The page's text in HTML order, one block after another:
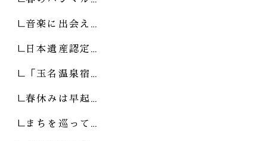
音楽に出会え…
日本遺産認定…
「玉名温泉宿…
春休みは早起…
まちを巡って…